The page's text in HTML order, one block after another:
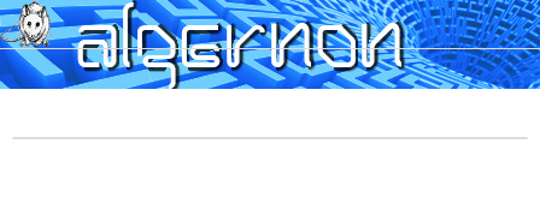
Skip
to
main
content